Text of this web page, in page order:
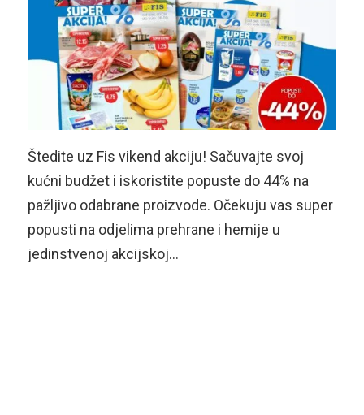
Štedite uz Fis vikend akciju! Sačuvajte svoj
kućni budžet i iskoristite popuste do 44% na
pažljivo odabrane proizvode. Očekuju vas super
popusti na odjelima prehrane i hemije u
jedinstvenoj akcijskoj…